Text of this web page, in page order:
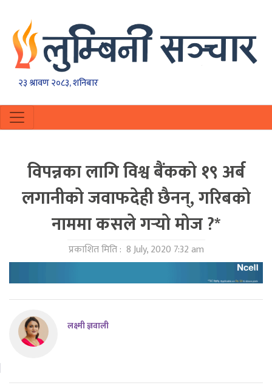
२३ श्रावण २०८३, शनिबार
विपन्नका लागि विश्व बैंकको १९ अर्ब
लगानीकाे जवाफदेही छैनन्, गरिबको
नाममा कसले गर्‍याे मोज ?*
प्रकाशित मिति : 8 July, 2020 7:32 am
लक्ष्मी ज्ञवाली